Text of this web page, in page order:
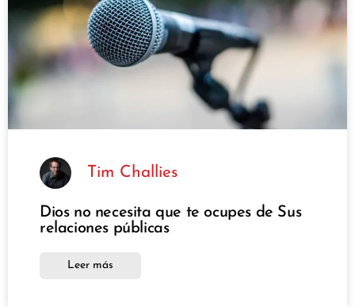
Tim Challies
Dios no necesita que te ocupes de Sus
relaciones públicas
Leer más